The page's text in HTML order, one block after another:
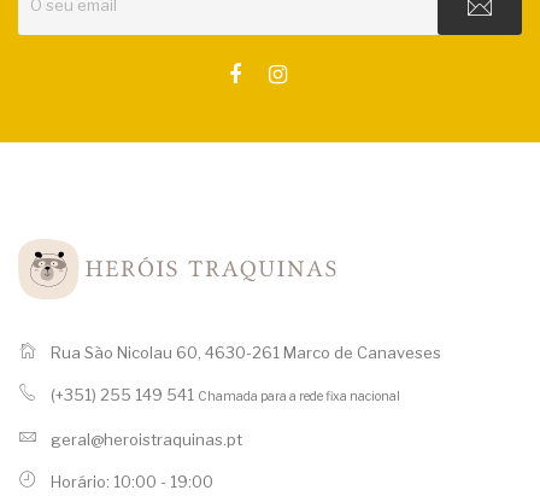
Rua São Nicolau 60, 4630-261 Marco de Canaveses
(+351) 255 149 541 Chamada para a rede fixa nacional
geral@heroistraquinas.pt
Horário: 10:00 - 19:00